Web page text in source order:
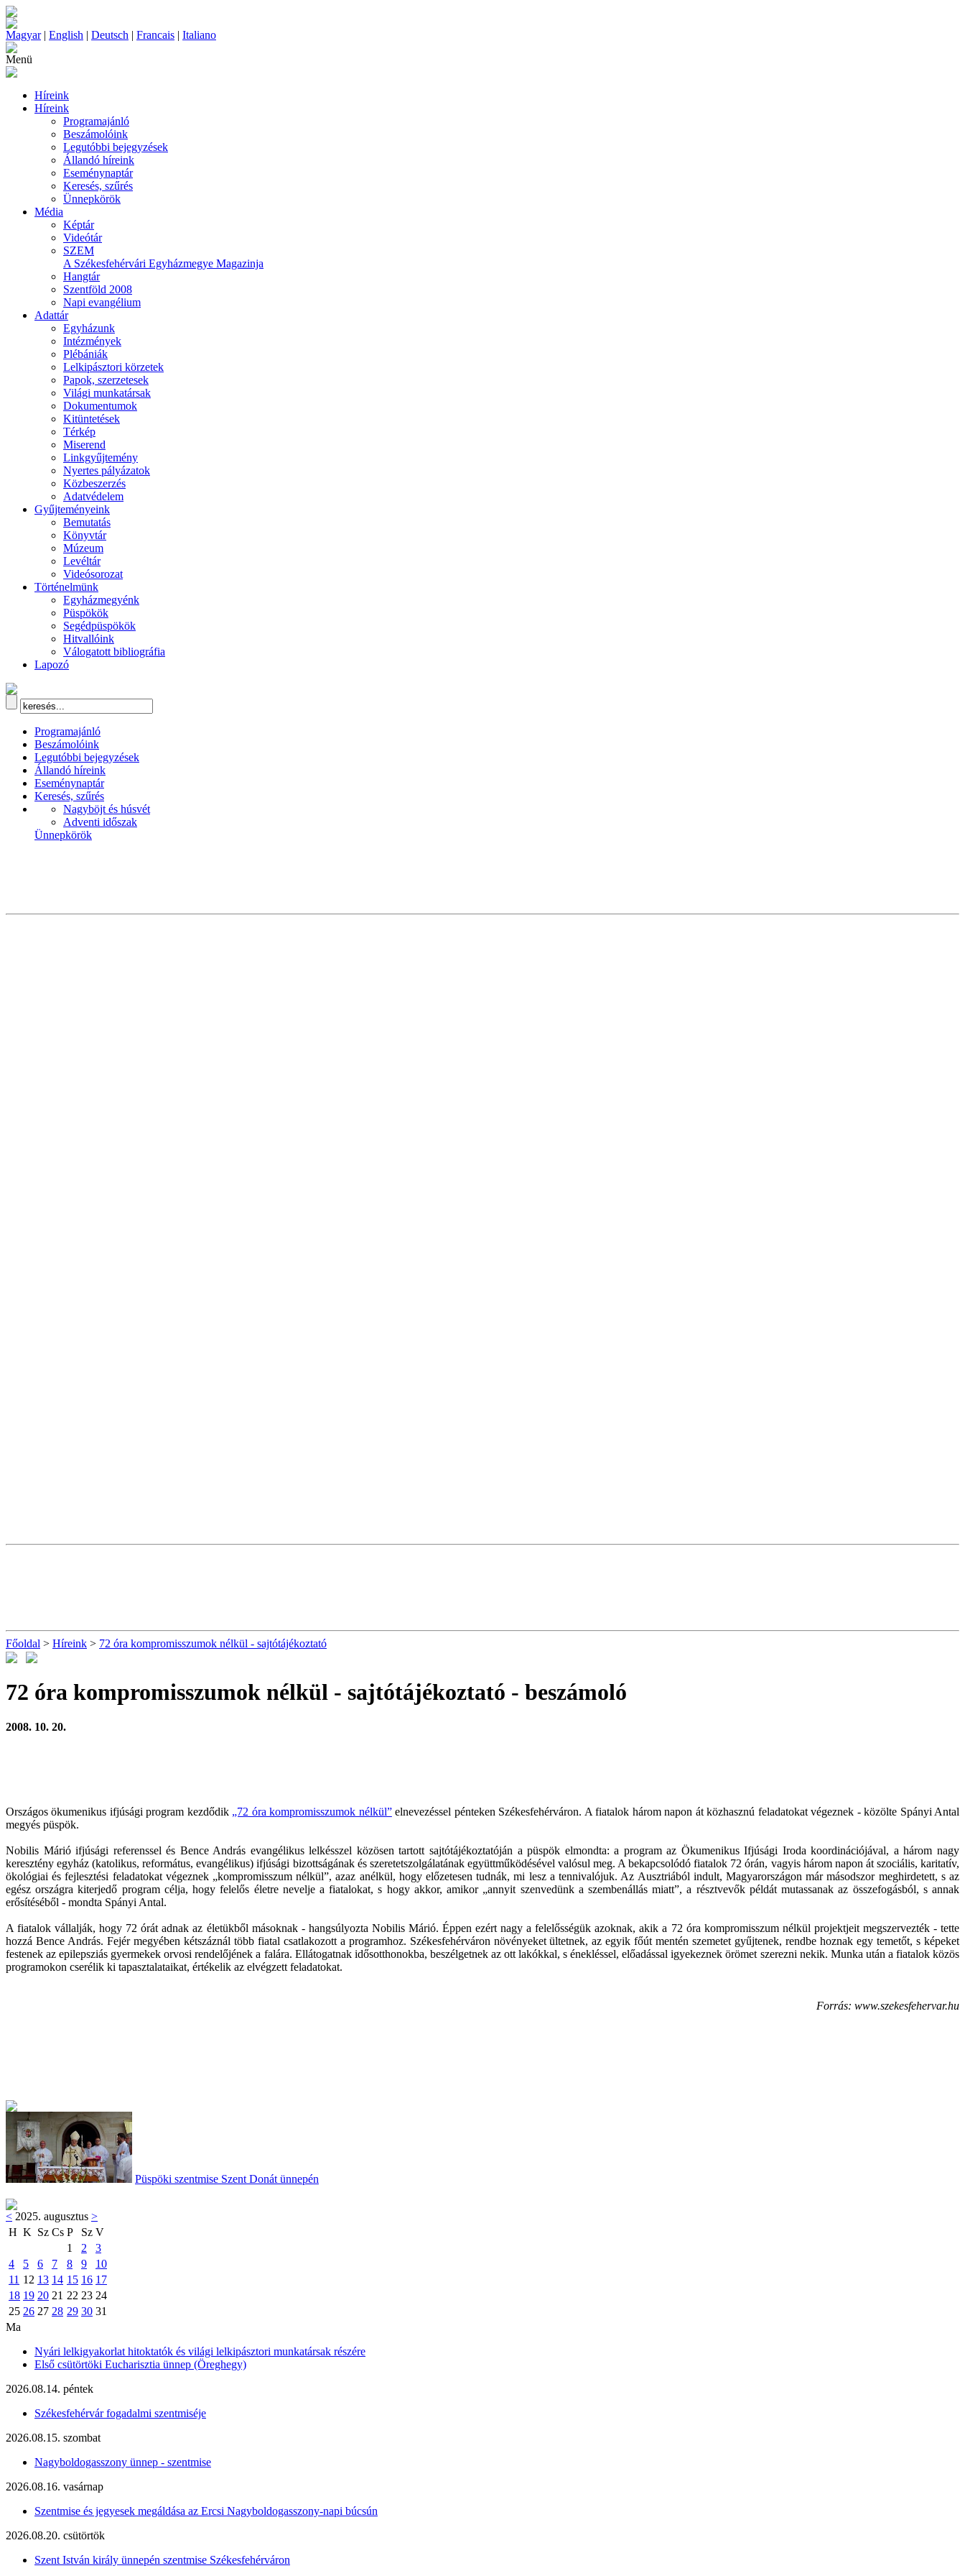
Magyar| English | Deutsch | Francais | Italiano
Menü
Híreink
Híreink
Programajánló
Beszámolóink
Legutóbbi bejegyzések
Állandó híreink
Eseménynaptár
Keresés, szűrés
Ünnepkörök
Média
Képtár
Videótár
SZEM
A Székesfehérvári Egyházmegye Magazinja
Hangtár
Szentföld 2008
Napi evangélium
Adattár
Egyházunk
Intézmények
Plébániák
Lelkipásztori körzetek
Papok, szerzetesek
Világi munkatársak
Dokumentumok
Kitüntetések
Térkép
Miserend
Linkgyűjtemény
Nyertes pályázatok
Közbeszerzés
Adatvédelem
Gyűjteményeink
Bemutatás
Könyvtár
Múzeum
Levéltár
Videósorozat
Történelmünk
Egyházmegyénk
Püspökök
Segédpüspökök
Hitvallóink
Válogatott bibliográfia
Lapozó
Programajánló
Beszámolóink
Legutóbbi bejegyzések
Állandó híreink
Eseménynaptár
Keresés, szűrés
Nagyböjt és húsvét
Adventi időszak
Ünnepkörök
Főoldal > Híreink > 72 óra kompromisszumok nélkül - sajtótájékoztató
72 óra kompromisszumok nélkül - sajtótájékoztató - beszámoló
2008. 10. 20.
Országos ökumenikus ifjúsági program kezdődik „72 óra kompromisszumok nélkül”elnevezéssel pénteken Székesfehérváron. A fiatalok három napon át közhasznú feladatokat végeznek - közölte Spányi Antal
megyés püspök.
Nobilis Márió ifjúsági referenssel és Bence András evangélikus lelkésszel közösen tartott sajtótájékoztatóján a püspök elmondta: a program az Ökumenikus Ifjúsági Iroda koordinációjával, a három nagy
keresztény egyház (katolikus, református, evangélikus) ifjúsági bizottságának és szeretetszolgálatának együttműködésével valósul meg. A bekapcsolódó fiatalok 72 órán, vagyis három napon át szociális, karitatív,
ökológiai és fejlesztési feladatokat végeznek „kompromisszum nélkül”, azaz anélkül, hogy előzetesen tudnák, mi lesz a tennivalójuk. Az Ausztriából indult, Magyarországon már másodszor meghirdetett, s az
egész országra kiterjedő program célja, hogy felelős életre nevelje a fiatalokat, s hogy akkor, amikor „annyit szenvedünk a szembenállás miatt”, a résztvevők példát mutassanak az összefogásból, s annak
erősítéséből - mondta Spányi Antal.
A fiatalok vállalják, hogy 72 órát adnak az életükből másoknak - hangsúlyozta Nobilis Márió. Éppen ezért nagy a felelősségük azoknak, akik a 72 óra kompromisszum nélkül projektjeit megszervezték - tette
hozzá Bence András. Fejér megyében kétszáznál több fiatal csatlakozott a programhoz. Székesfehérváron növényeket ültetnek, az egyik főút mentén szemetet gyűjtenek, rendbe hoznak egy temetőt, s képeket
festenek az epilepsziás gyermekek orvosi rendelőjének a falára. Ellátogatnak idősotthonokba, beszélgetnek az ott lakókkal, s énekléssel, előadással igyekeznek örömet szerezni nekik. Munka után a fiatalok közös
programokon cserélik ki tapasztalataikat, értékelik az elvégzett feladatokat.
Forrás: www.szekesfehervar.hu
Püspöki szentmise Szent Donát ünnepén
< 2025. augusztus >
H K Sz Cs P Sz V
1
2
3
4
5 6 7 8 9
10
11 12 13 14 15 16 17
18 19 20 21 22 23 24
25 26 27 28 29 30 31
Ma
Nyári lelkigyakorlat hitoktatók és világi lelkipásztori munkatársak részére
Első csütörtöki Eucharisztia ünnep (Öreghegy)
2026.08.14. péntek
Székesfehérvár fogadalmi szentmiséje
2026.08.15. szombat
Nagyboldogasszony ünnep - szentmise
2026.08.16. vasárnap
Szentmise és jegyesek megáldása az Ercsi Nagyboldogasszony-napi búcsún
2026.08.20. csütörtök
Szent István király ünnepén szentmise Székesfehérváron